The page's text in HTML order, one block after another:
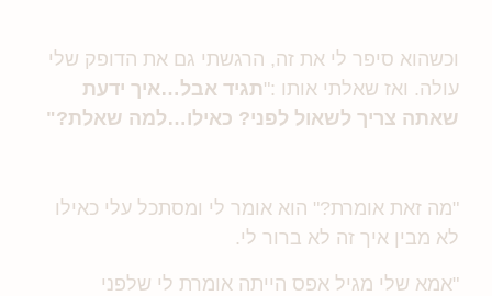
וכשהוא סיפר לי את זה, הרגשתי גם את הדופק שלי
עולה. ואז שאלתי אותו :"תגיד אבל…איך ידעת
שאתה צריך לשאול לפני? כאילו…למה שאלת?"
"מה זאת אומרת?" הוא אומר לי ומסתכל עלי כאילו
לא מבין איך זה לא ברור לי.
"אמא שלי מגיל אפס הייתה אומרת לי שלפני